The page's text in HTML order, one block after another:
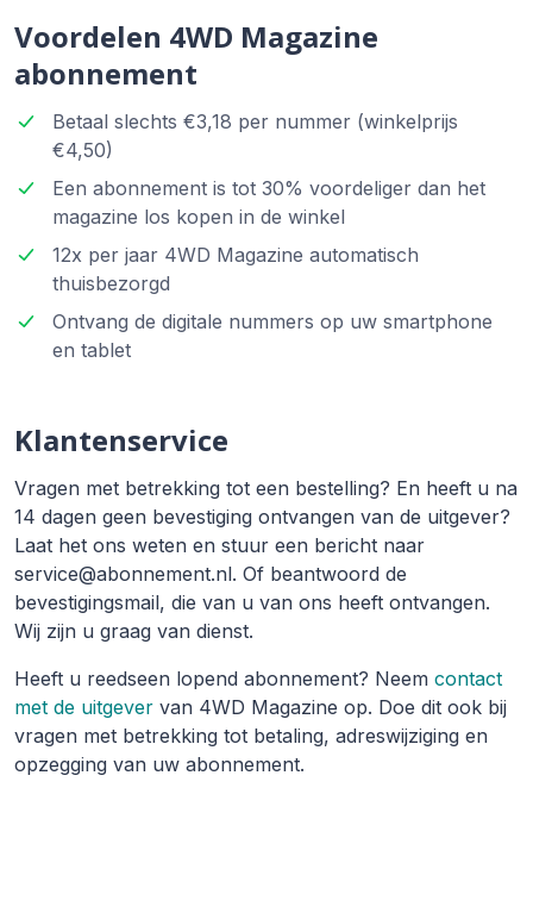
Voordelen 4WD Magazine
abonnement
Betaal slechts €3,18 per nummer (winkelprijs
€4,50)
Een abonnement is tot 30% voordeliger dan het
magazine los kopen in de winkel
12x per jaar 4WD Magazine automatisch
thuisbezorgd
Ontvang de digitale nummers op uw smartphone
en tablet
Klantenservice
Vragen met betrekking tot een bestelling? En heeft u na
14 dagen geen bevestiging ontvangen van de uitgever?
Laat het ons weten en stuur een bericht naar
service@abonnement.nl. Of beantwoord de
bevestigingsmail, die van u van ons heeft ontvangen.
Wij zijn u graag van dienst.
Heeft u reedseen lopend abonnement? Neem contact
met de uitgever van 4WD Magazine op. Doe dit ook bij
vragen met betrekking tot betaling, adreswijziging en
opzegging van uw abonnement.